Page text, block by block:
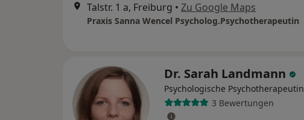
Talstr. 1 a, Freiburg • Zu Google Maps
Praxis Sanna Wencel Psycholog.Psychotherapeutin
Dr. Sarah Landmann
Psychologische Psychotherapeutin
3 Bewertungen